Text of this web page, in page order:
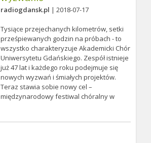
radiogdansk.pl | 2018-07-17
Tysiące przejechanych kilometrów, setki
prześpiewanych godzin na próbach - to
wszystko charakteryzuje Akademicki Chór
Uniwersytetu Gdańskiego. Zespół istnieje
już 47 lat i każdego roku podejmuje się
nowych wyzwań i śmiałych projektów.
Teraz stawia sobie nowy cel –
międzynarodowy festiwal chóralny w